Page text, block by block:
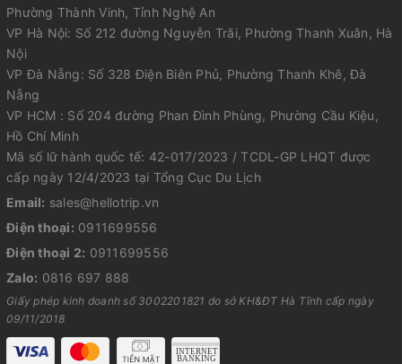
Phường Thành Vinh, Tỉnh Nghệ An
VP Hà Nội: Số 212 đường Nguyễn Trãi, Phường Thanh Xuân, Hà
Nội
VP Đà Nẵng: Số 328 Điện Biên Phủ, Phường Thanh Khê, Đà
Nẵng
VP HCM : Số 204 đường Phan Đình Phùng, Phường Cầu Kiệu,
Hồ Chí Minh
Mã số lữ hành quốc tế: 42-017/2023 / TCDL-GP LHQT được
cấp ngày 12/4/2023 tại Tổng Cục Du Lịch
Email: sales@hellotrip.vn
Điện thoại: 0911699556
Điện thoại 2: 0911699556
Zalo: 0816 697 888
Giấy phép kinh doanh số 3002201821 do sở KH&ĐT Hà Tĩnh cấp ngày
09/11/2018